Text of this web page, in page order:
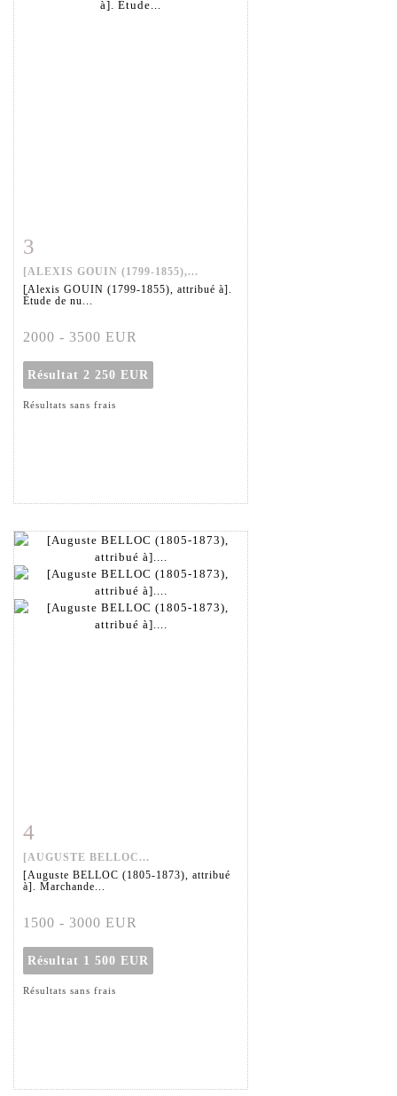
3
[ALEXIS GOUIN (1799-1855),...
[Alexis GOUIN (1799-1855), attribué à].
Étude de nu...
2000 - 3500 EUR
Résultat 2 250 EUR
Résultats sans frais
4
[AUGUSTE BELLOC...
[Auguste BELLOC (1805-1873), attribué
à]. Marchande...
1500 - 3000 EUR
Résultat 1 500 EUR
Résultats sans frais